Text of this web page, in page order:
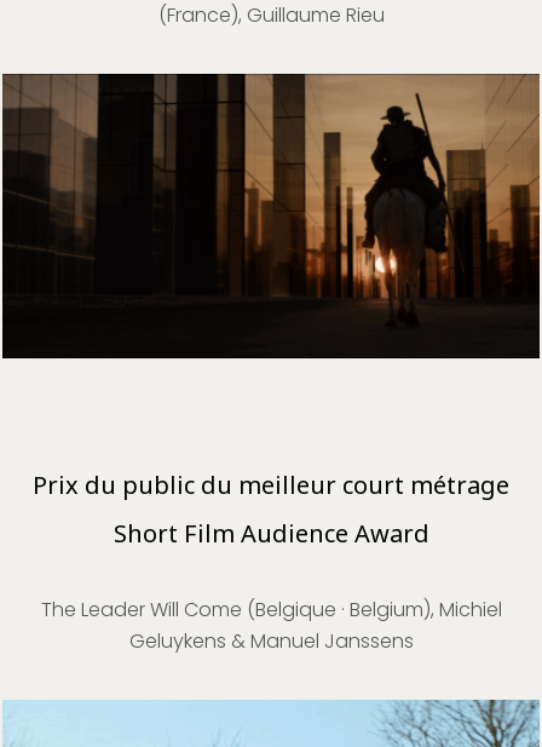
(France), Guillaume Rieu
Prix du public du meilleur court métrage
Short Film Audience Award
The Leader Will Come (Belgique · Belgium), Michiel
Geluykens & Manuel Janssens